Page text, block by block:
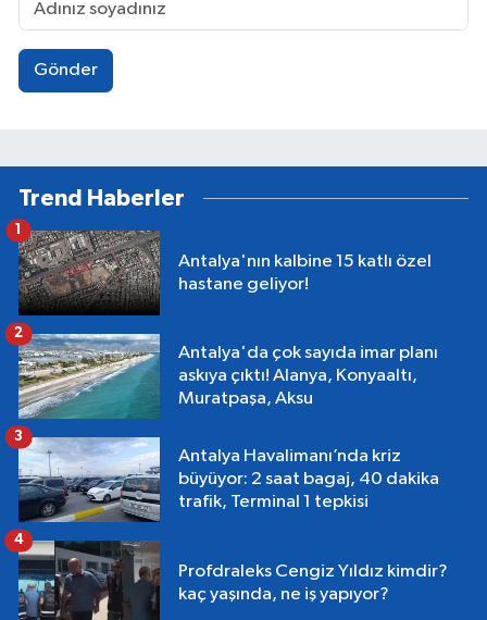
Gönder
Trend Haberler
Antalya'nın kalbine 15 katlı özel
hastane geliyor!
1
Antalya'da çok sayıda imar planı
askıya çıktı! Alanya, Konyaaltı,
Muratpaşa, Aksu
2
Antalya Havalimanı’nda kriz
büyüyor: 2 saat bagaj, 40 dakika
trafik, Terminal 1 tepkisi
3
Profdraleks Cengiz Yıldız kimdir?
kaç yaşında, ne iş yapıyor?
4